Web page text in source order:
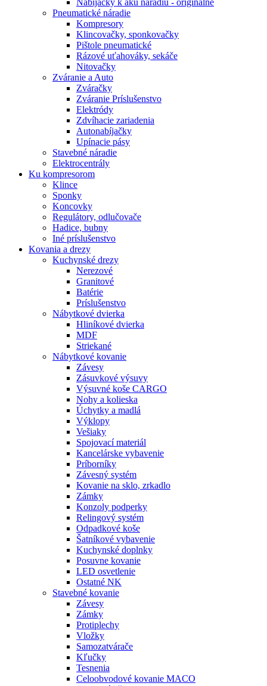
Nabíjačky k aku náradiu - originálne
Pneumatické náradie
Kompresory
Klincovačky, sponkovačky
Pištole pneumatické
Rázové uťahováky, sekáče
Nitovačky
Zváranie a Auto
Zváračky
Zváranie Príslušenstvo
Elektródy
Zdvíhacie zariadenia
Autonabíjačky
Upínacie pásy
Stavebné náradie
Elektrocentrály
Ku kompresorom
Klince
Sponky
Koncovky
Regulátory, odlučovače
Hadice, bubny
Iné príslušenstvo
Kovania a drezy
Kuchynské drezy
Nerezové
Granitové
Batérie
Príslušenstvo
Nábytkové dvierka
Hliníkové dvierka
MDF
Striekané
Nábytkové kovanie
Závesy
Zásuvkové výsuvy
Výsuvné koše CARGO
Nohy a kolieska
Úchytky a madlá
Výklopy
Vešiaky
Spojovací materiál
Kancelárske vybavenie
Príborníky
Závesný systém
Kovanie na sklo, zrkadlo
Zámky
Konzoly podperky
Relingový systém
Odpadkové koše
Šatníkové vybavenie
Kuchynské doplnky
Posuvne kovanie
LED osvetlenie
Ostatné NK
Stavebné kovanie
Závesy
Zámky
Protiplechy
Vložky
Samozatvárače
Kľučky
Tesnenia
Celoobvodové kovanie MACO